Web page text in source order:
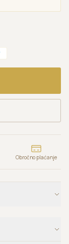
Obročno plaćanje